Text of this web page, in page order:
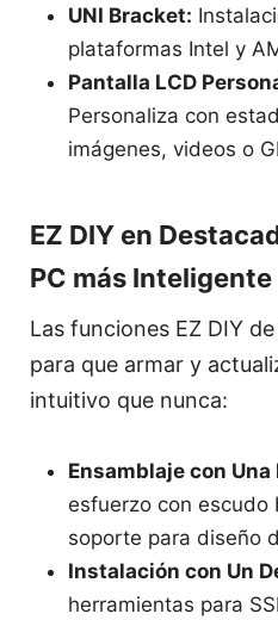
UNI Bracket:
plataformas Intel y
Pantalla LCD
Personaliza con
imágenes, videos o
EZ DIY en
PC más Inteligente
Las funciones EZ DIY
para que armar y
intuitivo que nunca:
Ensamblaje con Una
esfuerzo con escudo
soporte para diseño
Instalación con Un
herramientas para